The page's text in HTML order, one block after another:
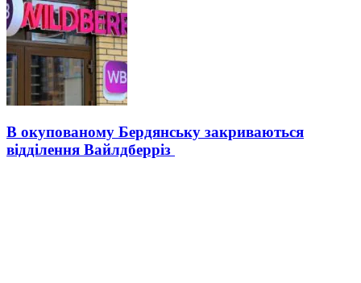
В окупованому Бердянську закриваються
відділення Вайлдберріз